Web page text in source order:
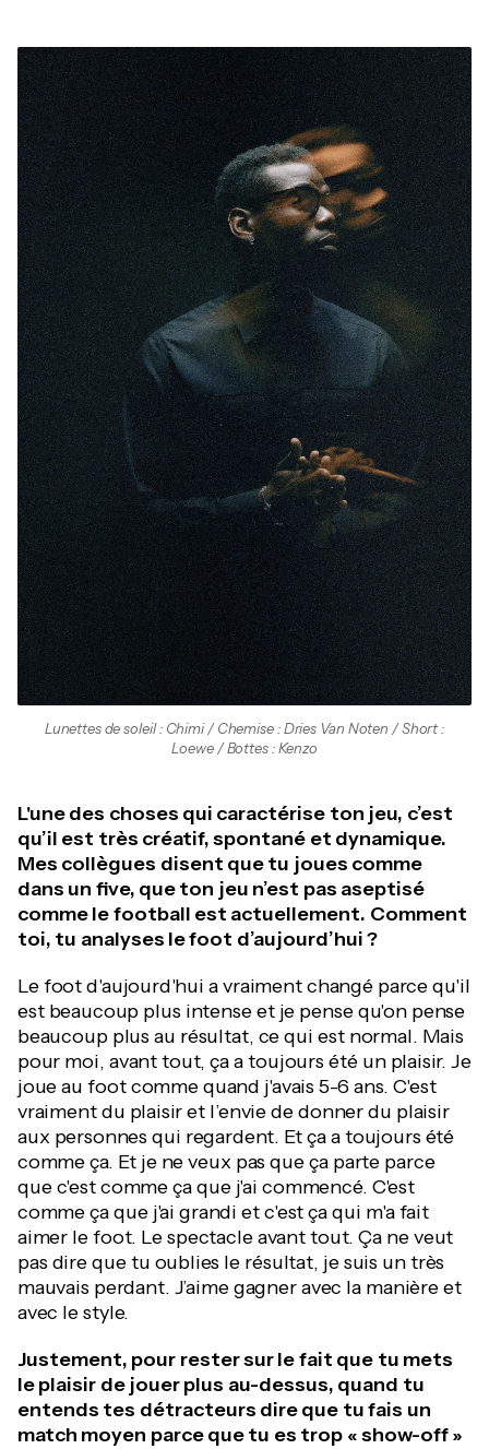
Lunettes de soleil : Chimi / Chemise : Dries Van Noten / Short :
Loewe / Bottes : Kenzo
L'une des choses qui caractérise ton jeu, c’est
qu’il est très créatif, spontané et dynamique.
Mes collègues disent que tu joues comme
dans un five, que ton jeu n’est pas aseptisé
comme le football est actuellement. Comment
toi, tu analyses le foot d’aujourd’hui ?
Le foot d'aujourd'hui a vraiment changé parce qu'il
est beaucoup plus intense et je pense qu'on pense
beaucoup plus au résultat, ce qui est normal. Mais
pour moi, avant tout, ça a toujours été un plaisir. Je
joue au foot comme quand j'avais 5-6 ans. C'est
vraiment du plaisir et l’envie de donner du plaisir
aux personnes qui regardent. Et ça a toujours été
comme ça. Et je ne veux pas que ça parte parce
que c'est comme ça que j'ai commencé. C'est
comme ça que j'ai grandi et c'est ça qui m'a fait
aimer le foot. Le spectacle avant tout. Ça ne veut
pas dire que tu oublies le résultat, je suis un très
mauvais perdant. J’aime gagner avec la manière et
avec le style.
Justement, pour rester sur le fait que tu mets
le plaisir de jouer plus au-dessus, quand tu
entends tes détracteurs dire que tu fais un
match moyen parce que tu es trop « show-off »